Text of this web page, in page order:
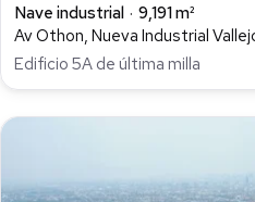
Nave industrial
9,191 m²
Av Othon, Nueva Industrial
Edificio 5A de última milla